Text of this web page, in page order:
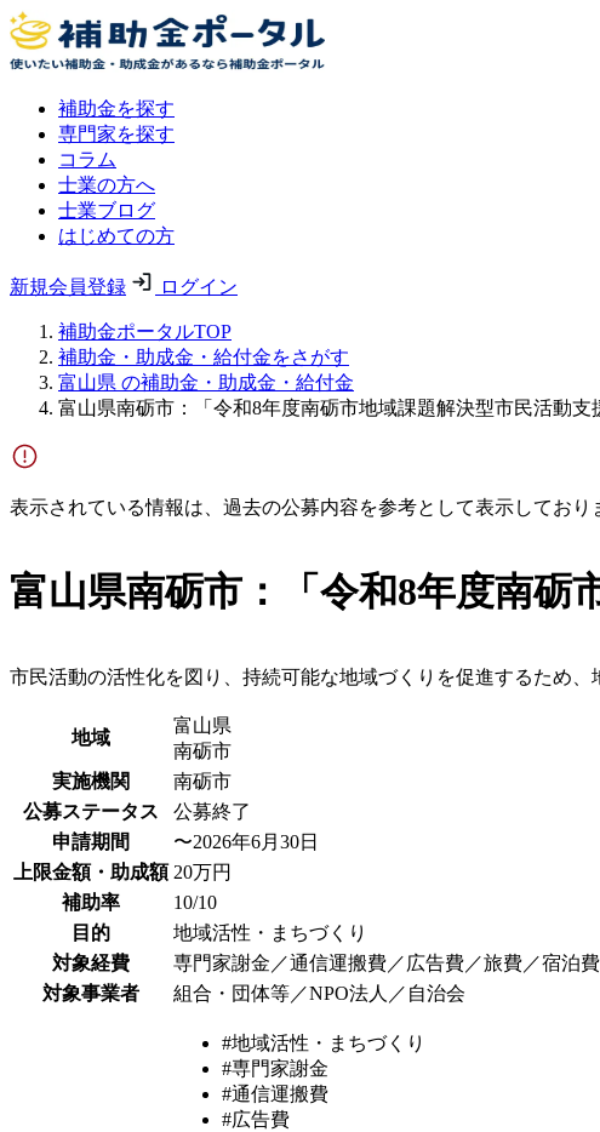
補助金を探す
専門家を探す
コラム
士業の方へ
士業ブログ
はじめての方
新規会員登録 ログイン
補助金ポータルTOP
補助金・助成金・給付金をさがす
富山県 の補助金・助成金・給付金
富山県南砺市：「令和8年度南砺市地域課題解決型市民活動支
表示されている情報は、過去の公募内容を参考として表示しており
富山県南砺市：「令和8年度南砺
市民活動の活性化を図り、持続可能な地域づくりを促進するため
地域
富山県
南砺市
実施機関
南砺市
公募ステータス
公募終了
申請期間
〜2026年6月30日
上限金額・助成額 20万円
補助率
10/10
目的
地域活性・まちづくり
対象経費
専門家謝金／通信運搬費／広告費／旅費／宿泊
対象事業者
組合・団体等／NPO法人／自治会
#地域活性・まちづくり
#専門家謝金
#通信運搬費
#広告費